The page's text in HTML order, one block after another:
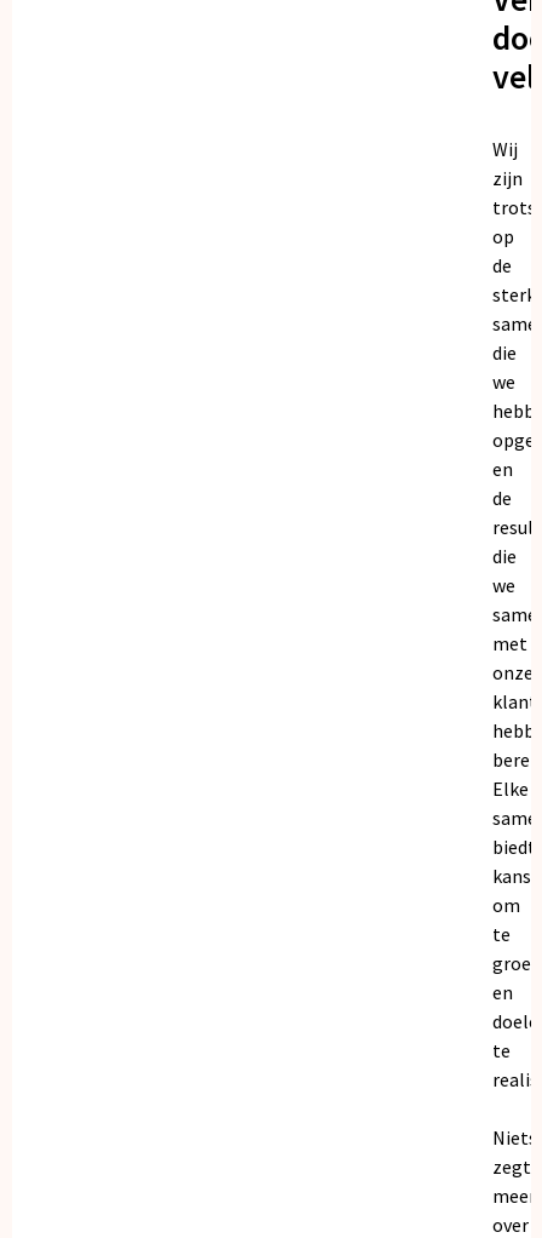
Wij
zijn
trots
op
de
die
we
en
de
die
we
met
onze
Elke
biedt
om
te
en
te
Niets
zegt
meer
over